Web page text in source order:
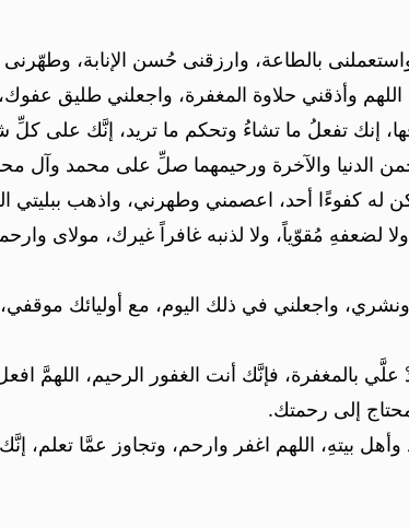
بالطاعة، وارزقنى حُسن الإنابة، وطهّرنى
اللهم وأذقني حلاوة المغفرة، واجعلني طليق
إنك تفعلُ ما تشاءُ وتحكم ما تريد، إنَّك على كلِّ
رحمن الدنيا والآخرة ورحيمهما صلِّ على محمد
يكن له كفوءًا أحد، اعصمني وطهرني، واذهب
لضعفهِ مُقوّياً، ولا لذنبه غافراً غيرك، مولاى
واجعلني في ذلك اليوم، مع أوليائك
بالمغفرة، فإنَّك أنت الغفور الرحيم، اللهمَّ
إلى رحمتك.
بيتهِ، اللهم اغفر وارحم، وتجاوز عمَّا تعلم،